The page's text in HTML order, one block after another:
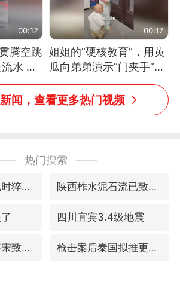
00:12
腾空跳
水 节
怎么做
00:17
姐姐的“硬核教育”，用黄
瓜向弟弟演示“门夹手”，
网友：果然言传不如身
教！
闻，查看更多热门视频
热门搜索
网约车司机充电时猝死保险拒赔 陕西柞水泥石流已致2死 仍有1人失联
四川宜宾3.4级地震
东方电气原董事宋致远被查 枪击案后泰国拟推更严格枪支管控方案